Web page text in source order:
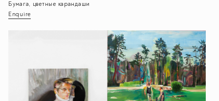
Бумага, цветные карандаши
Enquire